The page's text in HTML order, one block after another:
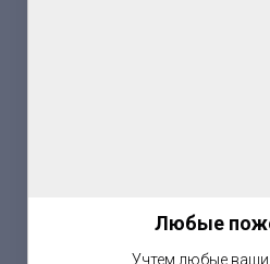
Любые
Учтем любые